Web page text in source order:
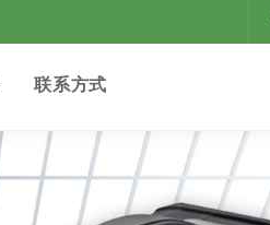
联系方式